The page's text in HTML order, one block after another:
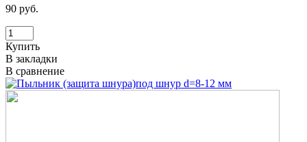
90 руб.
Купить
В закладки
В сравнение